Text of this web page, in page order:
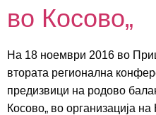
во Косово„
На 18 ноември 2016 во
втората регионална
предизвици на родово
Косово„ во организација